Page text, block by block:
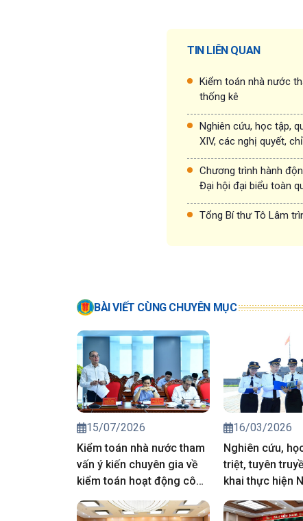
TIN LIÊN QUAN
Kiểm toán nhà nước
thống kê
Nghiên cứu, học tập,
XIV, các nghị quyết,
Chương trình hành
Đại hội đại biểu toàn
Tổng Bí thư Tô Lâm
BÀI VIẾT CÙNG CHUYÊN MỤC
15/07/2026
Kiểm toán nhà nước tham
vấn ý kiến chuyên gia về
kiểm toán hoạt động công
tác thống kê
16/03/2026
Nghiên cứu,
triệt, tuyên
khai thực hiện
Đại hội XIV,
quyết, chỉ thị,